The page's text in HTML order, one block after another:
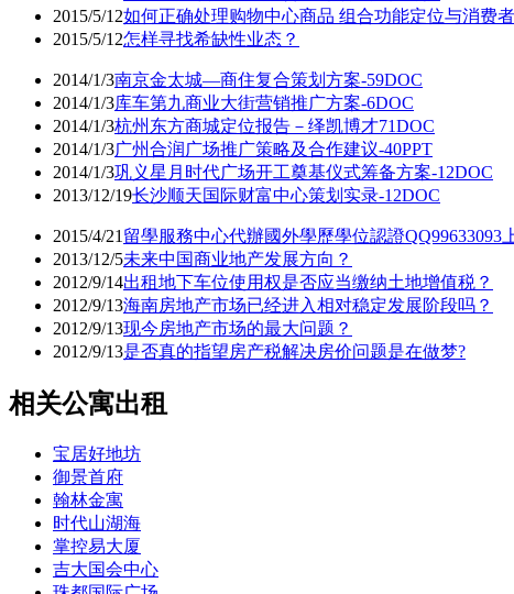
2015/5/12如何正确处理购物中心商品 组合功能定位与消费
2015/5/12怎样寻找希缺性业态？
2014/1/3南京金太城—商住复合策划方案-59DOC
2014/1/3库车第九商业大街营销推广方案-6DOC
2014/1/3杭州东方商城定位报告－绎凯博才71DOC
2014/1/3广州合润广场推广策略及合作建议-40PPT
2014/1/3巩义星月时代广场开工奠基仪式筹备方案-12DOC
2013/12/19长沙顺天国际财富中心策划实录-12DOC
2015/4/21 留學服務中心代辦國外學歷學位認證
2013/12/5未来中国商业地产发展方向？
2012/9/14出租地下车位使用权是否应当缴纳土地增值税？
2012/9/13海南房地产市场已经进入相对稳定发展阶段吗？
2012/9/13现今房地产市场的最大问题？
2012/9/13是否真的指望房产税解决房价问题是在做梦?
相关公寓出租
宝居好地坊
御景首府
翰林金寓
时代山湖海
掌控易大厦
吉大国会中心